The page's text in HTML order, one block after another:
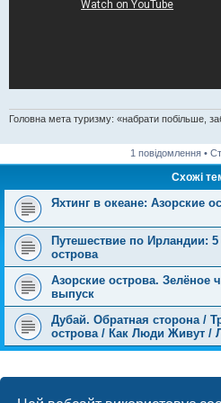
Головна мета туризму: «набрати побільше,
1 повідомлення •
Схожі
Яхтинг в океане: Азорские
Путешествие по Ирландии:
острова
Азорские острова. Зелёное
выпуск
Дубай. Обратная сторона /
острова / Как Люди Живут /